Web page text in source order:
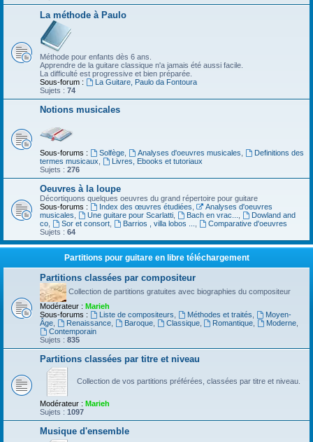
La méthode à Paulo
Méthode pour enfants dès 6 ans.
Apprendre de la guitare classique n'a jamais été aussi facile.
La difficulté est progressive et bien préparée.
Sous-forum :
La Guitare, Paulo da Fontoura
Sujets : 74
Notions musicales
Sous-forums : Solfège, Analyses d'oeuvres musicales
Definitions des
termes musicaux
Livres, Ebooks et tutoriaux
Sujets : 276
Oeuvres à la loupe
Décortiquons quelques oeuvres du grand répertoire pour guitare
Sous-forums :
Index des œuvres étudiées
Analyses d'oeuvres
musicales
Une guitare pour Scarlatti, Bach en vrac...
Dowland and
co
Sor et consort, Barrios , villa lobos ...
Comparative d'oeuvres
Sujets : 64
Partitions pour guitare en libre téléchargement
Partitions classées par compositeur
Collection de partitions gratuites avec biographies du compositeur
Modérateur : Marieh
Sous-forums :
Liste de compositeurs Méthodes et traités
Moyen-
Âge
Renaissance, Baroque, Classique, Romantique Moderne
Contemporain
Sujets : 835
Partitions classées par titre et niveau
Collection de vos partitions préférées, classées par titre et niveau.
Modérateur : Marieh
Sujets : 1097
Musique d'ensemble